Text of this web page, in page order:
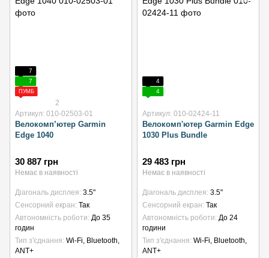
7
7
ПУМБ
2
Артикул: 010-02503-01
Велокомп’ютер Garmin
Edge 1040
30 887 грн
Немає в наявності
Діагональ дисплея 3.5"
Сенсорний екран Так
Автономність роботи До 35
годин
Тип з'єднання Wi-Fi, Bluetooth,
ANT+
4
4
Артикул: 010-02424-11
Велокомп'ютер Garmin Edge
1030 Plus Bundle
29 483 грн
Немає в наявності
Діагональ дисплея 3.5"
Сенсорний екран Так
Автономність роботи До 24
години
Тип з'єднання Wi-Fi, Bluetooth,
ANT+